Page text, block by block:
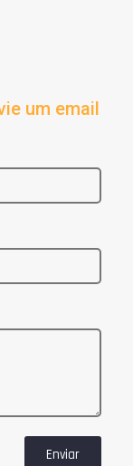
um email
Enviar